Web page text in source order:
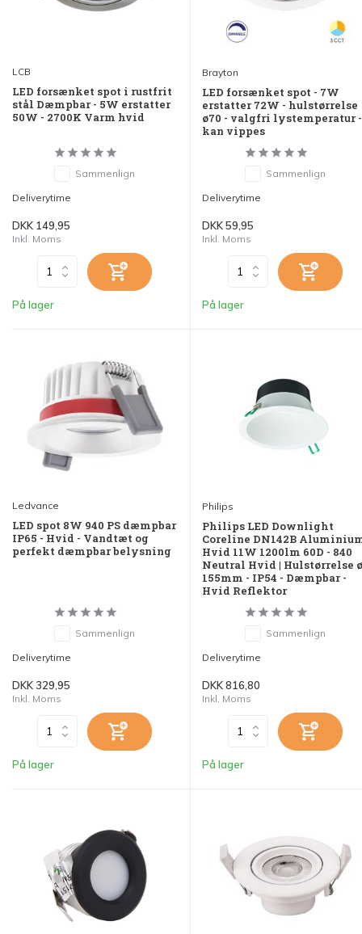
LCB
LED forsænket spot i rustfrit
stål Dæmpbar - 5W erstatter
50W - 2700K Varm hvid
Sammenlign
Deliverytime
DKK 149,95
Inkl. Moms
På lager
Brayton
LED forsænket spot - 7W
erstatter 72W - hulstørrelse
ø70 - valgfri lystemperatur -
kan vippes
Sammenlign
Deliverytime
DKK 59,95
Inkl. Moms
På lager
Ledvance
LED spot 8W 940 PS dæmpbar
IP65 - Hvid - Vandtæt og
perfekt dæmpbar belysning
Sammenlign
Deliverytime
DKK 329,95
Inkl. Moms
På lager
Philips
Philips LED Downlight
Coreline DN142B
Hvid 11W 1200lm 60D - 840
Neutral Hvid | Hulstørrelse
155mm - IP54 - Dæmpbar -
Hvid Reflektor
Sammenlign
Deliverytime
DKK 816,80
Inkl. Moms
På lager